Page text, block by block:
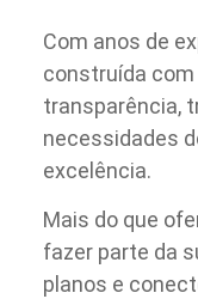
Com anos de
construída
transparência,
necessidades
excelência.
Mais do que
fazer parte da
planos e